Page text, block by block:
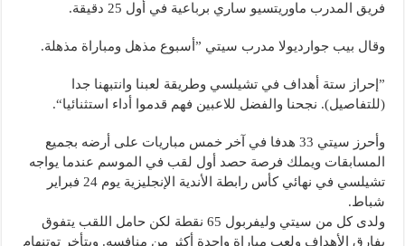
فريق المدرب ماوريتسيو ساري برباعية في أول 25 دقيقة.
وقال بيب جوارديولا مدرب سيتي ”أسبوع مذهل ومباراة مذهلة.
”إحراز ستة أهداف في تشيلسي وطريقة لعبنا وانتبهنا جدا
(للتفاصيل). نجحنا والفضل للاعبين فهم قدموا أداء استثنائيا“.
وأحرز سيتي 33 هدفا في آخر خمس مباريات على أرضه بجميع
المسابقات ويملك فرصة حصد أول لقب في الموسم عندما يواجه
تشيلسي في نهائي كأس رابطة الأندية الإنجليزية يوم 24 فبراير
شباط.
ولدى كل من سيتي وليفربول 65 نقطة لكن حامل اللقب يتفوق
بفارق الأهداف ولعب مباراة واحدة أكثر من منافسه. ويتأخر توتنهام